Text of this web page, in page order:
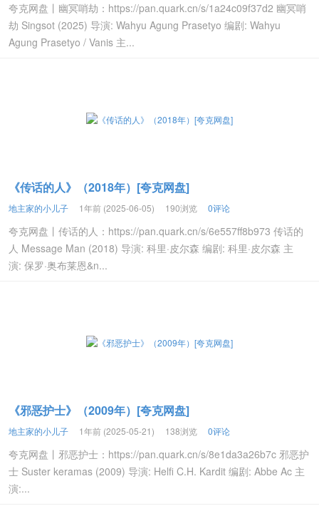
夸克网盘丨幽冥哨劫：https://pan.quark.cn/s/1a24c09f37d2 幽冥哨
劫 Singsot (2025) 导演: Wahyu Agung Prasetyo 编剧: Wahyu
Agung Prasetyo / Vanis 主...
《传话的人》（2018年）[夸克网盘]
地主家的小儿子 1年前 (2025-06-05) 190浏览 0评论
夸克网盘丨传话的人：https://pan.quark.cn/s/6e557ff8b973 传话的
人 Message Man (2018) 导演: 科里·皮尔森 编剧: 科里·皮尔森 主
演: 保罗·奥布莱恩&n...
《邪恶护士》（2009年）[夸克网盘]
地主家的小儿子 1年前 (2025-05-21) 138浏览 0评论
夸克网盘丨邪恶护士：https://pan.quark.cn/s/8e1da3a26b7c 邪恶护
士 Suster keramas (2009) 导演: Helfi C.H. Kardit 编剧: Abbe Ac 主
演:...